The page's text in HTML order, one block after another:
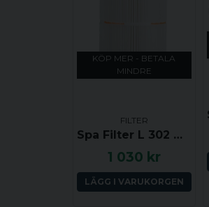
KÖP MER - BETALA
MINDRE
FILTER
Spa Filter L 302 mm; YD 216 mm; Pleatco PWK50 / Darlly SC808
1 030 kr
LÄGG I VARUKORGEN